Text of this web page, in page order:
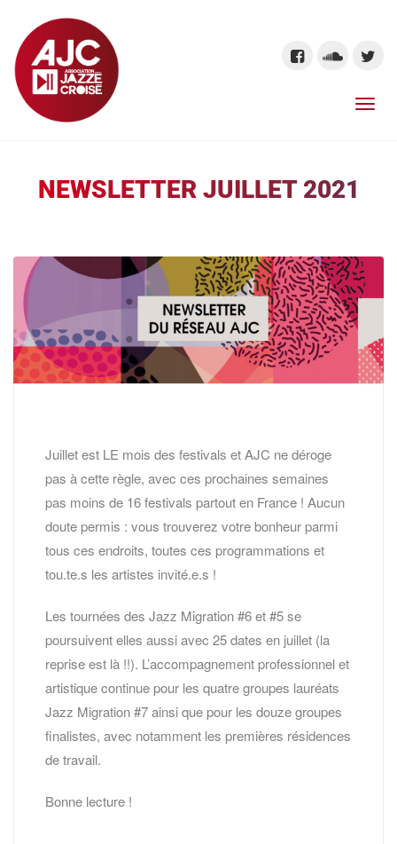
NEWSLETTER JUILLET 2021
Juillet est LE mois des festivals et AJC ne déroge
pas à cette règle, avec ces prochaines semaines
pas moins de 16 festivals partout en France ! Aucun
doute permis : vous trouverez votre bonheur parmi
tous ces endroits, toutes ces programmations et
tou.te.s les artistes invité.e.s !
Les tournées des Jazz Migration #6 et #5 se
poursuivent elles aussi avec 25 dates en juillet (la
reprise est là !!). L’accompagnement professionnel et
artistique continue pour les quatre groupes lauréats
Jazz Migration #7 ainsi que pour les douze groupes
finalistes, avec notamment les premières résidences
de travail.
Bonne lecture !